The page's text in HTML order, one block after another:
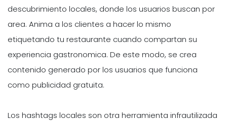
descubrimiento locales, donde los usuarios buscan por
area. Anima a los clientes a hacer lo mismo
etiquetando tu restaurante cuando compartan su
experiencia gastronomica. De este modo, se crea
contenido generado por los usuarios que funciona
como publicidad gratuita.
Los hashtags locales son otra herramienta infrautilizada